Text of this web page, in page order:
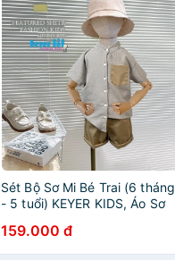
Sét Bộ Sơ Mi Bé Trai (6 tháng
- 5 tuổi) KEYER KIDS, Áo Sơ
Short Kaki Phong Cách Chuẩn
Form SM07
159.000 đ